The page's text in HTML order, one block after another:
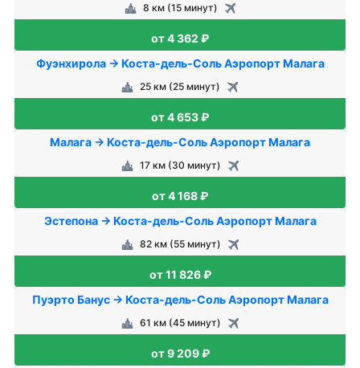
8 км (15 минут)
от 4 362 ₽
Фуэнхирола → Коста-дель-Соль Аэропорт Малага
25 км (25 минут)
от 4 653 ₽
Малага → Коста-дель-Соль Аэропорт Малага
17 км (30 минут)
от 4 168 ₽
Эстепона → Коста-дель-Соль Аэропорт Малага
82 км (55 минут)
от 11 826 ₽
Пуэрто Банус → Коста-дель-Соль Аэропорт Малага
61 км (45 минут)
от 9 209 ₽